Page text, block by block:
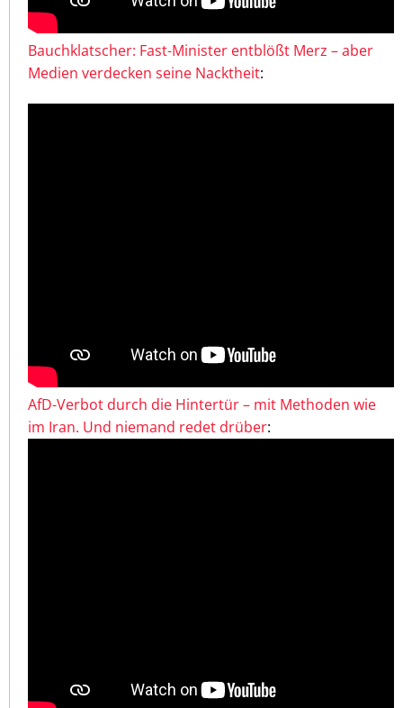
Bauchklatscher: Fast-Minister entblößt Merz – aber
Medien verdecken seine Nacktheit:
AfD-Verbot durch die Hintertür – mit Methoden wie
im Iran. Und niemand redet drüber: